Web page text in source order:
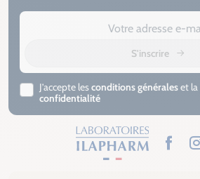
S'inscrire
J’accepte lesconditions généraleset la
confidentialité